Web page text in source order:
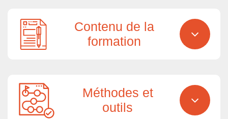
Contenu de la
formation
Méthodes et
outils